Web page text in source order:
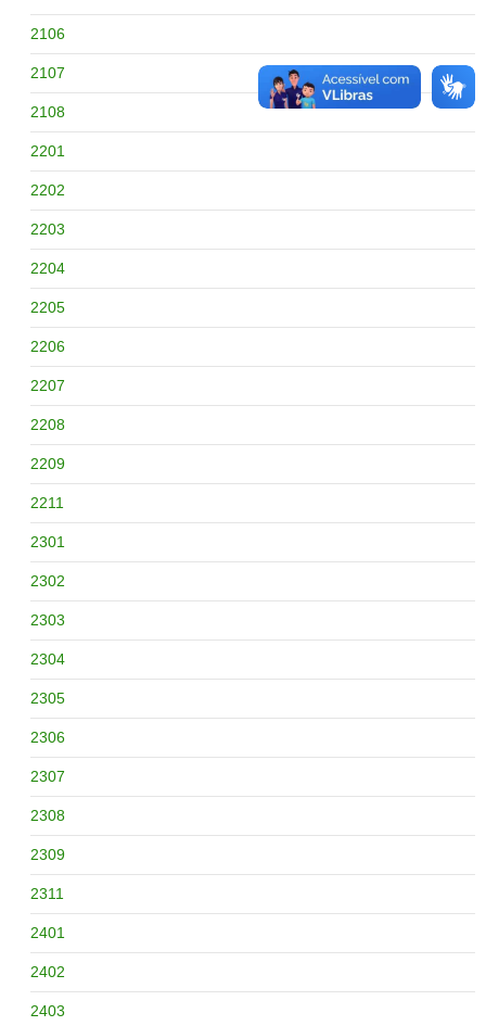
2106
2107
2108
2201
2202
2203
2204
2205
2206
2207
2208
2209
2211
2301
2302
2303
2304
2305
2306
2307
2308
2309
2311
2401
2402
2403